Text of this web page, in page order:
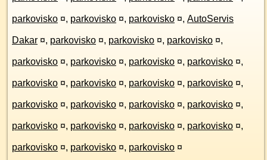
parkovisko ¤, parkovisko ¤, parkovisko ¤, AutoServis
Dakar ¤, parkovisko ¤, parkovisko ¤, parkovisko ¤,
parkovisko ¤, parkovisko ¤, parkovisko ¤, parkovisko ¤,
parkovisko ¤, parkovisko ¤, parkovisko ¤, parkovisko ¤,
parkovisko ¤, parkovisko ¤, parkovisko ¤, parkovisko ¤,
parkovisko ¤, parkovisko ¤, parkovisko ¤, parkovisko ¤,
parkovisko ¤, parkovisko ¤, parkovisko ¤